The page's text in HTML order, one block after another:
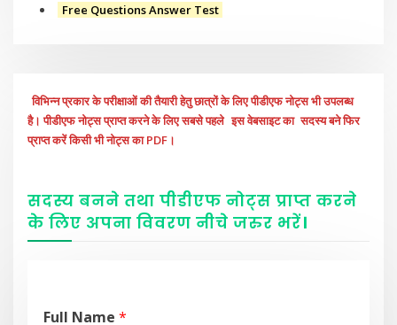
Free Questions Answer Test
विभिन्न प्रकार के परीक्षाओं की तैयारी हेतु छात्रों के लिए पीडीएफ नोट्स भी उपलब्ध
है। पीडीएफ नोट्स प्राप्त करने के लिए सबसे पहले इस वेबसाइट का सदस्य बने फिर
प्राप्त करें किसी भी नोट्स का PDF।
सदस्य बनने तथा पीडीएफ नोट्स प्राप्त करने
के लिए अपना विवरण नीचेजरुर भरें।
Full Name *